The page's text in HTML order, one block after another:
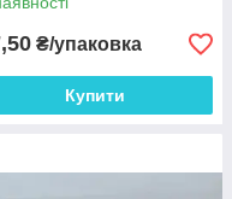
₴/упаковка
Купити